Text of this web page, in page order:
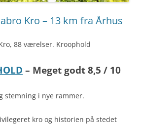
Kro – 13 km fra Århus
88 værelser. Kroophold
– Meget godt 8,5 / 10
stemning i nye rammer.
kro og historien på stedet